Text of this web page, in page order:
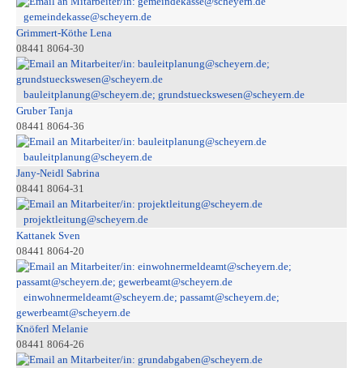
gemeindekasse@scheyern.de
Grimmert-Köthe Lena
08441 8064-30
bauleitplanung@scheyern.de; grundstueckswesen@scheyern.de
Gruber Tanja
08441 8064-36
bauleitplanung@scheyern.de
Jany-Neidl Sabrina
08441 8064-31
projektleitung@scheyern.de
Kattanek Sven
08441 8064-20
einwohnermeldeamt@scheyern.de; passamt@scheyern.de;
gewerbeamt@scheyern.de
Knöferl Melanie
08441 8064-26